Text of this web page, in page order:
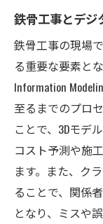
鉄骨工事とデジ
鉄骨工事の現場
る重要な要素と
Information
至るまでのプロ
ことで、3Dモデ
コスト予測や施
ます。また、ク
ることで、関係
となり、ミスや